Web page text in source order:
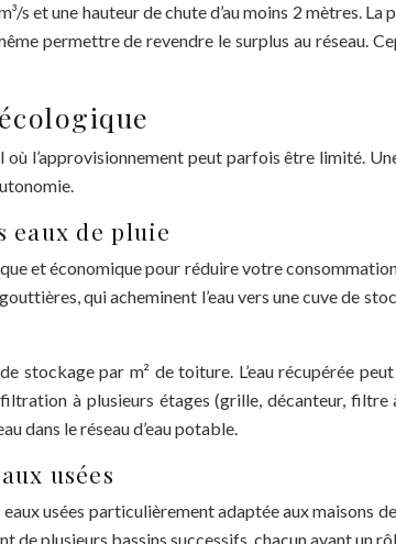
s et une hauteur de chute d’au moins 2 mètres.
permettre de revendre le surplus au réseau.
l’approvisionnement peut parfois être limité.
eaux de pluie
et économique pour réduire votre
qui acheminent l’eau vers une cuve de
par m² de toiture. L’eau récupérée
à plusieurs étages (grille, décanteur,
dans le réseau d’eau potable.
usées
usées particulièrement adaptée aux maisons
plusieurs bassins successifs, chacun ayant un